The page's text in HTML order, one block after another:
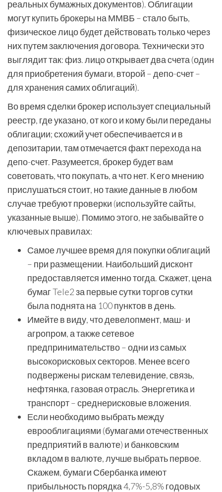
реальных бумажных документов). Облигации
могут купить брокеры на ММВБ – стало быть,
физическое лицо будет действовать только через
них путем заключения договора. Технически это
выглядит так: физ. лицо открывает два счета (один
для приобретения бумаги, второй – депо-счет –
для хранения самих облигаций).
Во время сделки брокер использует специальный
реестр, где указано, от кого и кому были переданы
облигации; схожий учет обеспечивается и в
депозитарии, там отмечается факт перехода на
депо-счет. Разумеется, брокер будет вам
советовать, что покупать, а что нет. К его мнению
прислушаться стоит, но такие данные в любом
случае требуют проверки (используйте сайты,
указанные выше). Помимо этого, не забывайте о
ключевых правилах:
Самое лучшее время для покупки облигаций
– при размещении. Наибольший дисконт
предоставляется именно тогда. Скажет, цена
бумаг Tele2 за первые сутки торгов сутки
была поднята на 100 пунктов в день.
Имейте в виду, что девелопмент, маш- и
агропром, а также сетевое
предпринимательство – одни из самых
высокорисковых секторов. Менее всего
подвержены рискам телевидение, связь,
нефтянка, газовая отрасль. Энергетика и
транспорт – среднерисковые вложения.
Если необходимо выбрать между
еврооблигациями (бумагами отечественных
предприятий в валюте) и банковским
вкладом в валюте, лучше выбрать первое.
Скажем, бумаги Сбербанка имеют
прибыльность порядка 4,7%-5,8% годовых